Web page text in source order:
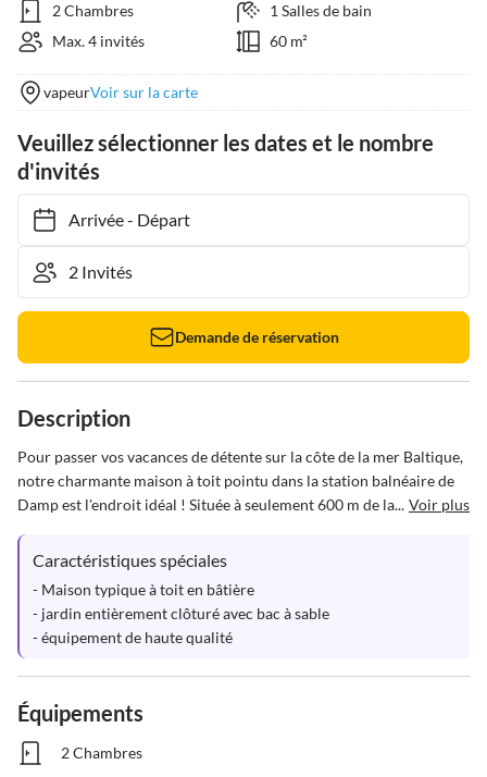
2 Chambres
1 Salles de bain
Max. 4 invités
60 m²
vapeurVoir sur la carte
Veuillez sélectionner les dates et le nombre
d'invités
Arrivée- Départ
Demande de réservation
Description
Pour passer vos vacances de détente sur la côte de la mer Baltique,
notre charmante maison à toit pointu dans la station balnéaire de
Damp est l'endroit idéal ! Située à seulement 600 m de la... Voir plus
Caractéristiques spéciales
- Maison typique à toit en bâtière
- jardin entièrement clôturé avec bac à sable
- équipement de haute qualité
Équipements
2 Chambres